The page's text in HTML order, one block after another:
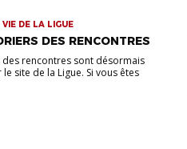
DE LA LIGUE
DES RENCONTRES
des rencontres sont désormais
site de la Ligue. Si vous êtes